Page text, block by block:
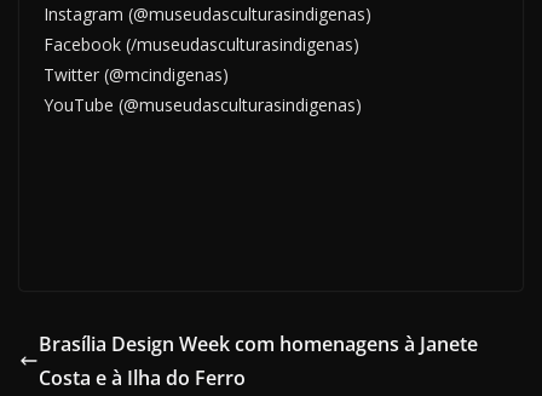
Instagram (@museudasculturasindigenas)
Facebook (/museudasculturasindigenas)
Twitter (@mcindigenas)
YouTube (@museudasculturasindigenas)
Brasília Design Week com homenagens à Janete
Costa e à Ilha do Ferro